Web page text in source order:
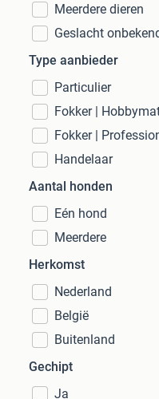
Meerdere dieren
Geslacht
Type aanbieder
Particulier
Fokker |
Fokker |
Handelaar
Aantal honden
Eén hond
Meerdere
Herkomst
Nederland
België
Buitenland
Gechipt
Ja